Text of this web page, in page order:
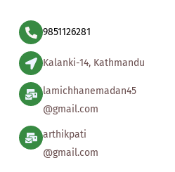
9851126281
Kalanki-14, Kathmandu
lamichhanemadan45
@gmail.com
arthikpati
@gmail.com